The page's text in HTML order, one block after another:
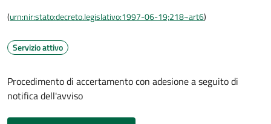
(urn:nir:stato:decreto.legislativo:1997-06-19;218~art6)
Servizio attivo
Procedimento di accertamento con adesione a seguito di
notifica dell'avviso